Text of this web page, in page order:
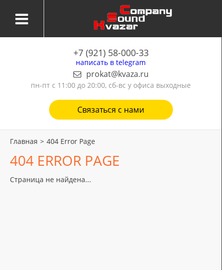
+7 (921) 58-000-33
написать в telegram
prokat@kvaza.ru
пн-пт с 11:00 до 20:00, сб-вс у офиса выходные
Связаться с нами
Главная > 404 Error Page
404 ERROR PAGE
Страница не найдена...